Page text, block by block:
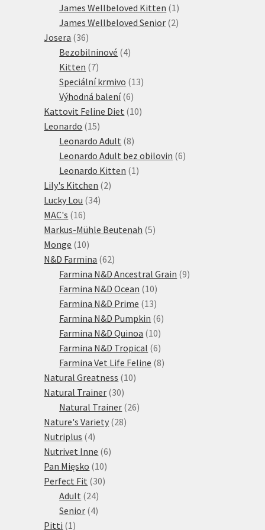
produktů
James Wellbeloved Kitten 1 1
produkt
James Wellbeloved Senior 22
Josera 3636
produktů
Bezobilninové 44
Kitten 77
produktů
Speciální krmivo 1313
Výhodná balení 66
produktů
Kattovit Feline Diet 1010
Leonardo 1515
produktů
Leonardo Adult 88
produktů
Leonardo Adult bez obilovin 66
Leonardo Kitten 1 1
Lily's Kitchen 22
Lucky Lou 3434
MAC's 1616
produktů
Markus-Mühle Beutenah 55
Monge 1010
produktů
N&D Farmina 6262
produktů
Farmina N&D Ancestral Grain 99
Farmina N&D Ocean 1010
produktů
Farmina N&D Prime 1313
produktů
Farmina N&D Pumpkin 66
Farmina N&D Quinoa 1010
produktů
Farmina N&D Tropical 66
produktů
Farmina Vet Life Feline 88
Natural Greatness 1010
Natural Trainer 3030
produktů
Natural Trainer 2626
Nature's Variety 2828
Nutriplus 44
produkty
Nutrivet Inne 66
Pan Mięsko 1010
produktů
Perfect Fit 3030
Adult 2424
produktů
Senior 44
Pitti 1 1